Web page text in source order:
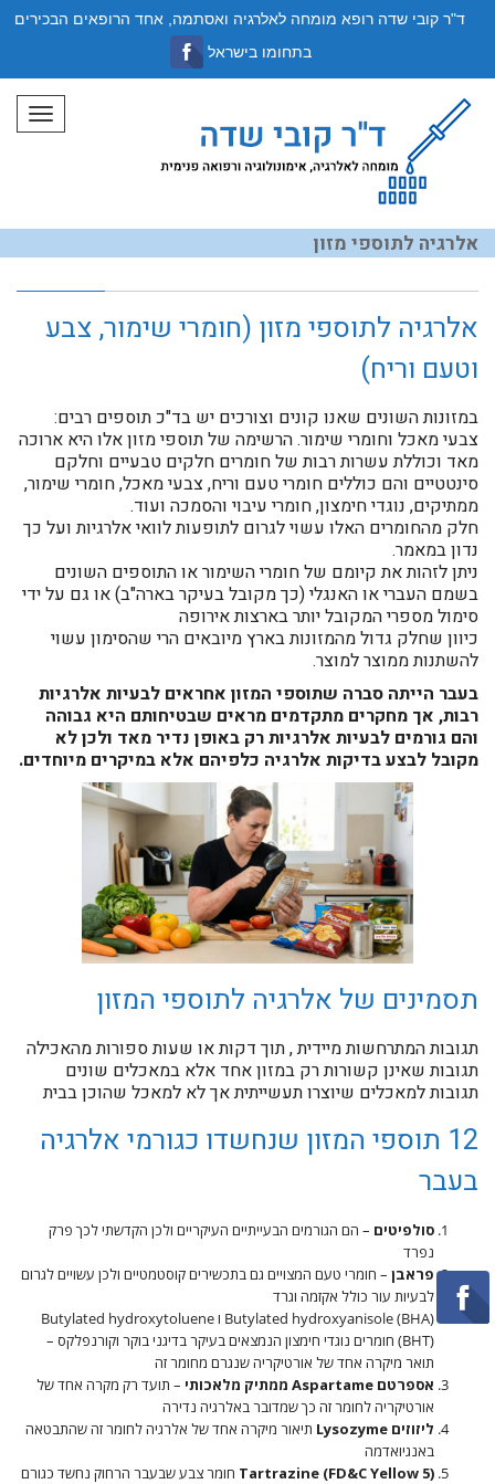
תפריט
אלרגיה לתוספי מזון
אלרגיה לתוספי מזון (חומרי שימור, צבע
וטעם וריח)
במזונות השונים שאנו קונים וצורכים יש בד"כ תוספים רבים:
צבעי מאכל וחומרי שימור. הרשימה של תוספי מזון אלו היא ארוכה
מאד וכוללת עשרות רבות של חומרים חלקים טבעיים וחלקם
סינטטיים והם כוללים חומרי טעם וריח, צבעי מאכל, חומרי שימור,
ממתיקים, נוגדי חימצון, חומרי עיבוי והסמכה ועוד.
חלק מהחומרים האלו עשוי לגרום לתופעות לוואי אלרגיות ועל כך
נדון במאמר.
ניתן לזהות את קיומם של חומרי השימור או התוספים השונים
בשמם העברי או האנגלי (כך מקובל בעיקר בארה"ב) או גם על ידי
סימול מספרי המקובל יותר בארצות אירופה
כיוון שחלק גדול מהמזונות בארץ מיובאים הרי שהסימון עשוי
להשתנות ממוצר למוצר.
בעבר הייתה סברה שתוספי המזון אחראים לבעיות אלרגיות
רבות, אך מחקרים מתקדמים מראים שבטיחותם היא גבוהה
והם גורמים לבעיות אלרגיות רק באופן נדיר מאד ולכן לא
מקובל לבצע בדיקות אלרגיה כלפיהם אלא במיקרים מיוחדים.
תסמינים של אלרגיה לתוספי המזון
תגובות המתרחשות מיידית , תוך דקות או שעות ספורות מהאכילה
תגובות שאינן קשורות רק במזון אחד אלא במאכלים שונים
תגובות למאכלים שיוצרו תעשייתית אך לא למאכל שהוכן בבית
12 תוספי המזון שנחשדו כגורמי אלרגיה
בעבר
סולפיטים – הם הגורמים הבעייתיים העיקריים ולכן הקדשתי לכך פרק
נפרד
פראבן – חומרי טעם המצויים גם בתכשירים קוסטמטיים ולכן עשויים לגרום
לבעיות עור כולל אקזמה וגרד
Butylated hydroxyanisole (BHA) ו Butylated hydroxytoluene
(BHT) חומרים נוגדי חימצון הנמצאים בעיקר בדיגני בוקר וקורנפלקס –
תואר מיקרה אחד של אורטיקריה שנגרם מחומר זה
אספרטם Aspartame ממתיק מלאכותי
– תועד רק מקרה אחד של
אורטיקריה לחומר זה כך שמדובר באלרגיה נדירה
ליזוזים Lysozyme
תיאור מיקרה אחד של אלרגיה לחומר זה שהתבטאה
באנגיואדמה
Tartrazine (FD&C Yellow 5) חומר צבע שבעבר הרחוק נחשד כגורם
ד"ר קובי שדה רופא מומחה לאלרגיה ואסתמה, אחד הרופאים הבכירים
בתחומו בישראל